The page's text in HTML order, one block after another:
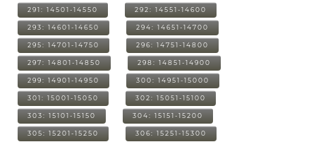
291: 14501-14550 292: 14551-14600
293: 14601-14650 294: 14651-14700
295: 14701-14750 296: 14751-14800
297: 14801-14850 298: 14851-14900
299: 14901-14950 300: 14951-15000
301: 15001-15050 302: 15051-15100
303: 15101-15150 304: 15151-15200
305: 15201-15250 306: 15251-15300